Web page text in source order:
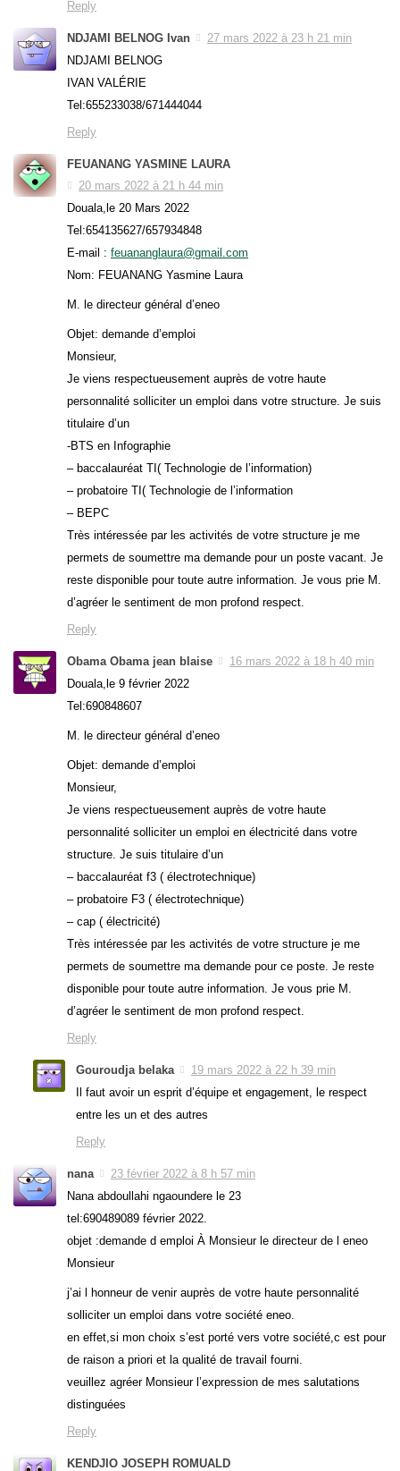
Reply
NDJAMI BELNOG Ivan
27 mars 2022 à 23 h 21 min
NDJAMI BELNOG
IVAN VALÉRIE
Tel:655233038/671444044
Reply
FEUANANG YASMINE LAURA
20 mars 2022 à 21 h 44 min
Douala,le 20 Mars 2022
Tel:654135627/657934848
E-mail : feuananglaura@gmail.com
Nom: FEUANANG Yasmine Laura
M. le directeur général d’eneo
Objet: demande d’emploi
Monsieur,
Je viens respectueusement auprès de votre haute
personnalité solliciter un emploi dans votre structure. Je suis
titulaire d’un
-BTS en Infographie
– baccalauréat TI( Technologie de l’information)
– probatoire TI( Technologie de l’information
– BEPC
Très intéressée par les activités de votre structure je me
permets de soumettre ma demande pour un poste vacant. Je
reste disponible pour toute autre information. Je vous prie M.
d’agréer le sentiment de mon profond respect.
Reply
Obama Obama jean blaise
16 mars 2022 à 18 h 40 min
Douala,le 9 février 2022
Tel:690848607
M. le directeur général d’eneo
Objet: demande d’emploi
Monsieur,
Je viens respectueusement auprès de votre haute
personnalité solliciter un emploi en électricité dans votre
structure. Je suis titulaire d’un
– baccalauréat f3 ( électrotechnique)
– probatoire F3 ( électrotechnique)
– cap ( électricité)
Très intéressée par les activités de votre structure je me
permets de soumettre ma demande pour ce poste. Je reste
disponible pour toute autre information. Je vous prie M.
d’agréer le sentiment de mon profond respect.
Reply
Gouroudja belaka
19 mars 2022 à 22 h 39 min
Il faut avoir un esprit d’équipe et engagement, le respect
entre les un et des autres
Reply
nana
23 février 2022 à 8 h 57 min
Nana abdoullahi ngaoundere le 23
tel:690489089 février 2022.
objet :demande d emploi À Monsieur le directeur de l eneo
Monsieur
j’ai l honneur de venir auprès de votre haute personnalité
solliciter un emploi dans votre société eneo.
en effet,si mon choix s’est porté vers votre société,c est pour
de raison a priori et la qualité de travail fourni.
veuillez agréer Monsieur l’expression de mes salutations
distinguées
Reply
KENDJIO JOSEPH ROMUALD